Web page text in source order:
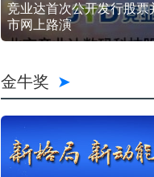
竞业达首次公开发行股票
市网上路演
金牛奖